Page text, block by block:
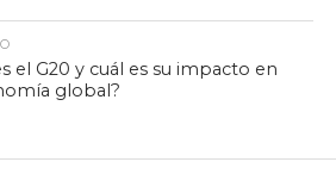
el G20 y cuál es su impacto en
global?